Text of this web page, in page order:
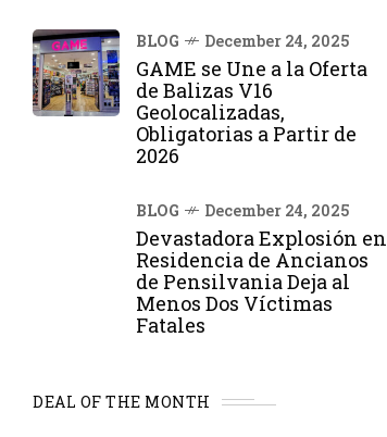
BLOG December 24, 2025
GAME se Une a la Oferta
de Balizas V16
Geolocalizadas,
Obligatorias a Partir de
2026
BLOG December 24, 2025
Devastadora Explosión en
Residencia de Ancianos
de Pensilvania Deja al
Menos Dos Víctimas
Fatales
DEAL OF THE MONTH